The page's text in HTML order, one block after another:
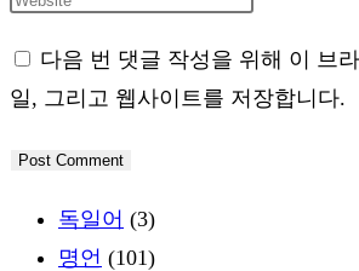
다음 번 댓글 작성을 위해 이 브
일, 그리고 웹사이트를 저장합니다.
독일어 (3)
명언 (101)